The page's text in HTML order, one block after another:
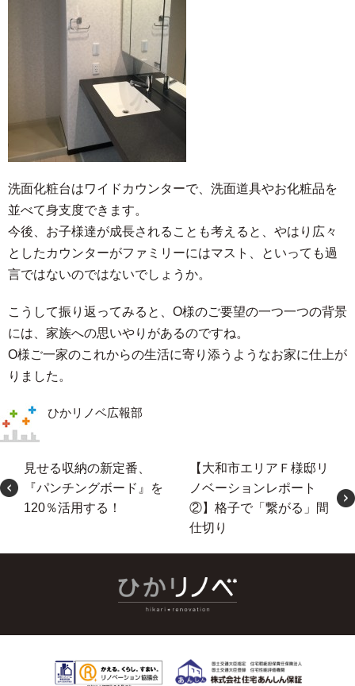
洗面化粧台はワイドカウンターで、洗面道具やお化粧品を
並べて身支度できます。
今後、お子様達が成長されることも考えると、やはり広々
としたカウンターがファミリーにはマスト、といっても過
言ではないのではないでしょうか。
こうして振り返ってみると、O様のご要望の一つ一つの背景
には、家族への思いやりがあるのですね。
O様ご一家のこれからの生活に寄り添うようなお家に仕上が
りました。
ひかリノベ広報部
見せる収納の新定番、
『パンチングボード』を
120％活用する！
【大和市エリアＦ様邸リ
ノベーションレポート
②】格子で「繋がる」間
仕切り